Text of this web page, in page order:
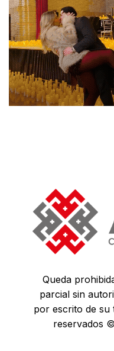
Queda
parcial sin
por escrito de su
reservados